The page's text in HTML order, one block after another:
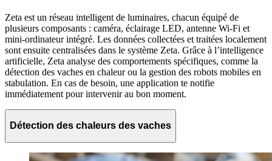
Zeta est un réseau intelligent de luminaires, chacun équipé de
plusieurs composants : caméra, éclairage LED, antenne Wi-Fi et
mini-ordinateur intégré. Les données collectées et traitées localement
sont ensuite centralisées dans le système Zeta. Grâce à l’intelligence
artificielle, Zeta analyse des comportements spécifiques, comme la
détection des vaches en chaleur ou la gestion des robots mobiles en
stabulation. En cas de besoin, une application te notifie
immédiatement pour intervenir au bon moment.
Détection des chaleurs des vaches